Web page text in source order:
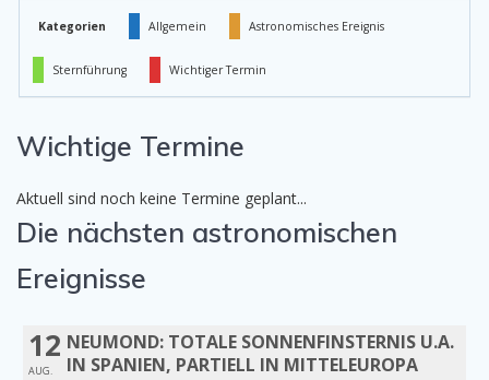
Kategorien Allgemein Astronomisches Ereignis
Sternführung Wichtiger Termin
Wichtige Termine
Aktuell sind noch keine Termine geplant...
Die nächsten astronomischen
Ereignisse
12
AUG.
NEUMOND: TOTALE SONNENFINSTERNIS U.A.
IN SPANIEN, PARTIELL IN MITTELEUROPA